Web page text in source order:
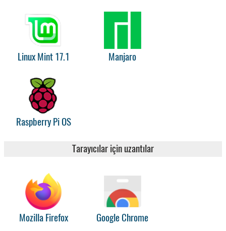
Linux Mint 17.1 Manjaro
Raspberry Pi OS
Tarayıcılar için uzantılar
Mozilla Firefox Google Chrome